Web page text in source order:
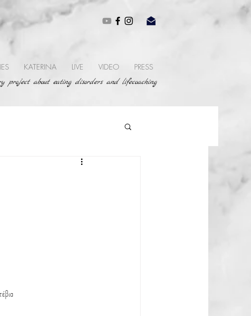
KATERINA LIVE VIDEO
PRESS
project about eating disorders and lifecoaching